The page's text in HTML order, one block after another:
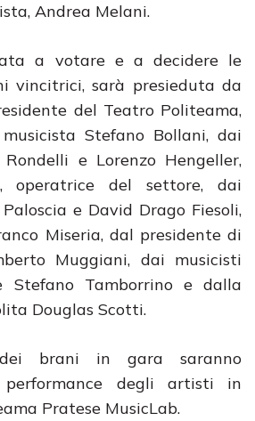
Andrea Melani.
a votare e a decidere le
vincitrici, sarà presieduta da
del Teatro Politeama,
Stefano Bollani, dai
e Lorenzo Hengeller,
operatrice del settore, dai
e David Drago Fiesoli,
Miseria, dal presidente di
Muggiani, dai musicisti
Stefano Tamborrino e dalla
Douglas Scotti.
brani in gara saranno
degli artisti in
Pratese MusicLab.